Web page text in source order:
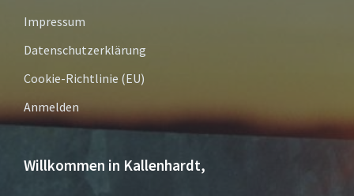
Impressum
Datenschutzerklärung
Cookie-Richtlinie (EU)
Anmelden
Willkommen in Kallenhardt,